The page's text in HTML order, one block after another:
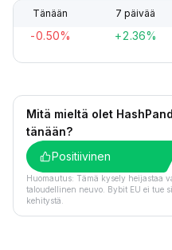
Tänään 7 päivää
-0.50% +2.36%
Mitä mieltä olet
tänään?
Positiivinen
Huomautus: Tämä kysely heijastaa
taloudellinen neuvo. Bybit EU ei tue
kehitystä.